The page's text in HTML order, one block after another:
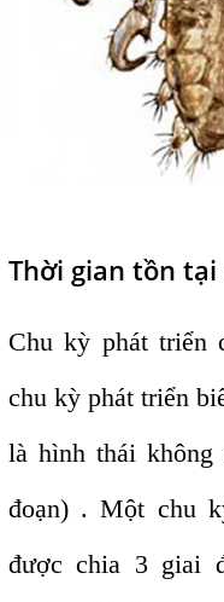
Thời gian tồn tại
Chu kỳ phát triển
chu kỳ phát triển
là hình thái không
đoạn) . Một chu
được chia 3 giai